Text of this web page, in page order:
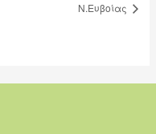
Ν.Ευβοίας